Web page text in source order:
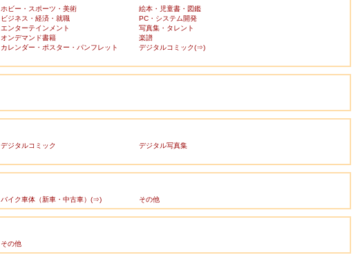
ホビー・スポーツ・美術
絵本・児童書・図鑑
ビジネス・経済・就職
PC・システム開発
エンターテインメント
写真集・タレント
オンデマンド書籍
楽譜
カレンダー・ポスター・パンフレット
デジタルコミック(⇒)
デジタルコミック
デジタル写真集
バイク車体（新車・中古車）(⇒) その他
その他